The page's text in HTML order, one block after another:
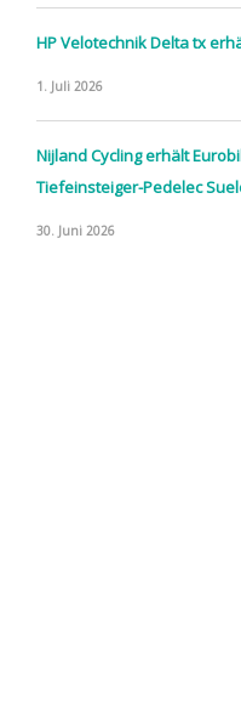
HP Velotechnik Delta tx
1. Juli 2026
Nijland Cycling erhält
Tiefeinsteiger-Pedelec
30. Juni 2026